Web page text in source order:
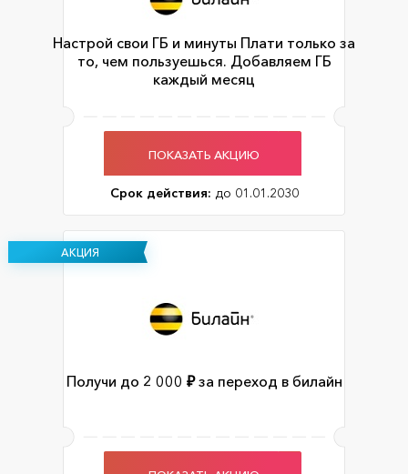
Настрой свои ГБ и минуты Плати только за
то, чем пользуешься. Добавляем ГБ
каждый месяц
ПОКАЗАТЬ АКЦИЮ
Срок действия: до 01.01.2030
АКЦИЯ
Получи до 2 000 ₽ за переход в билайн